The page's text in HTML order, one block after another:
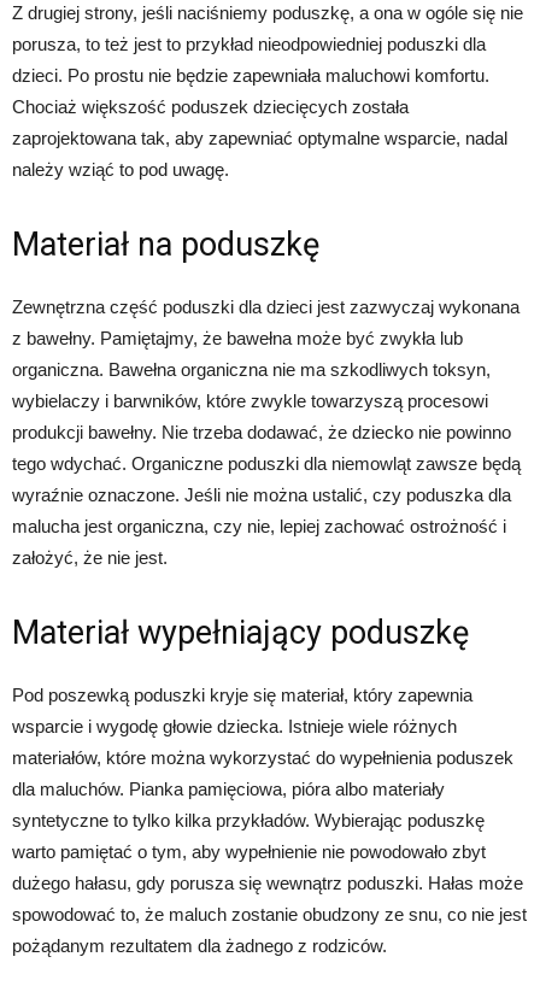
Z drugiej strony, jeśli naciśniemy poduszkę, a ona w ogóle się nie
porusza, to też jest to przykład nieodpowiedniej poduszki dla
dzieci. Po prostu nie będzie zapewniała maluchowi komfortu.
Chociaż większość poduszek dziecięcych została
zaprojektowana tak, aby zapewniać optymalne wsparcie, nadal
należy wziąć to pod uwagę.
Materiał na poduszkę
Zewnętrzna część poduszki dla dzieci jest zazwyczaj wykonana
z bawełny. Pamiętajmy, że bawełna może być zwykła lub
organiczna. Bawełna organiczna nie ma szkodliwych toksyn,
wybielaczy i barwników, które zwykle towarzyszą procesowi
produkcji bawełny. Nie trzeba dodawać, że dziecko nie powinno
tego wdychać. Organiczne poduszki dla niemowląt zawsze będą
wyraźnie oznaczone. Jeśli nie można ustalić, czy poduszka dla
malucha jest organiczna, czy nie, lepiej zachować ostrożność i
założyć, że nie jest.
Materiał wypełniający poduszkę
Pod poszewką poduszki kryje się materiał, który zapewnia
wsparcie i wygodę głowie dziecka. Istnieje wiele różnych
materiałów, które można wykorzystać do wypełnienia poduszek
dla maluchów. Pianka pamięciowa, pióra albo materiały
syntetyczne to tylko kilka przykładów. Wybierając poduszkę
warto pamiętać o tym, aby wypełnienie nie powodowało zbyt
dużego hałasu, gdy porusza się wewnątrz poduszki. Hałas może
spowodować to, że maluch zostanie obudzony ze snu, co nie jest
pożądanym rezultatem dla żadnego z rodziców.